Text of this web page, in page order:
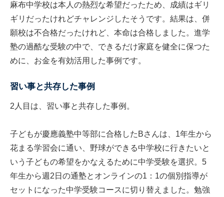
麻布中学校は本人の熱烈な希望だったため、成績はギリ
ギリだったけれどチャレンジしたそうです。結果は、併
願校は不合格だったけれど、本命は合格しました。進学
塾の過酷な受験の中で、できるだけ家庭を健全に保つた
めに、お金を有効活用した事例です。
習い事と共存した事例
2人目は、習い事と共存した事例。
子どもが慶應義塾中等部に合格したBさんは、1年生から
花まる学習会に通い、野球ができる中学校に行きたいと
いう子どもの希望をかなえるために中学受験を選択。5
年生から週2日の通塾とオンラインの1：1の個別指導が
セットになった中学受験コースに切り替えました。勉強